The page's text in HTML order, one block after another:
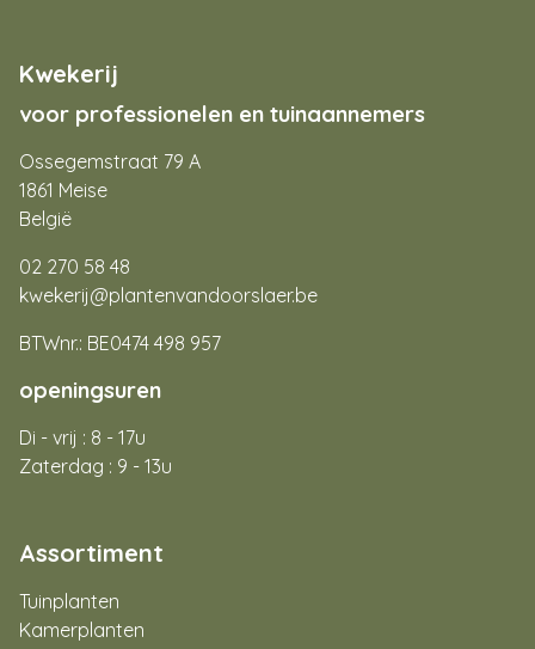
Kwekerij
voor professionelen en tuinaannemers
Ossegemstraat 79 A
1861 Meise
België
02 270 58 48
kwekerij@plantenvandoorslaer.be
BTWnr.: BE0474 498 957
openingsuren
Di - vrij : 8 - 17u
Zaterdag : 9 - 13u
Assortiment
Tuinplanten
Kamerplanten